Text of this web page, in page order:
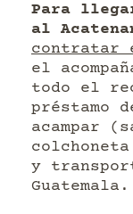
Para
al
contratar
el
todo el
préstamo
acampar
y
Guatemala.